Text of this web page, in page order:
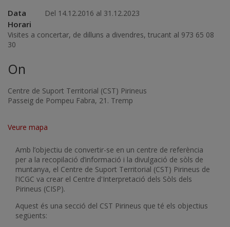
Data Del 14.12.2016 al 31.12.2023
Horari
Visites a concertar, de dilluns a divendres, trucant al 973 65 08
30
On
Centre de Suport Territorial (CST) Pirineus
Passeig de Pompeu Fabra, 21. Tremp
Veure mapa
Amb l’objectiu de convertir-se en un centre de referència
per a la recopilació d’informació i la divulgació de sòls de
muntanya, el Centre de Suport Territorial (CST) Pirineus de
l’ICGC va crear el Centre d'Interpretació dels Sòls dels
Pirineus (CISP).
Aquest és una secció del CST Pirineus que té els objectius
següents: